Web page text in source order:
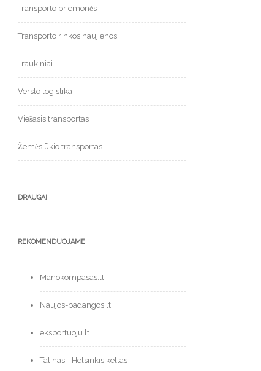
Transporto priemonės
Transporto rinkos naujienos
Traukiniai
Verslo logistika
Viešasis transportas
Žemės ūkio transportas
DRAUGAI
REKOMENDUOJAME
Manokompasas.lt
Naujos-padangos.lt
eksportuoju.lt
Talinas - Helsinkis keltas